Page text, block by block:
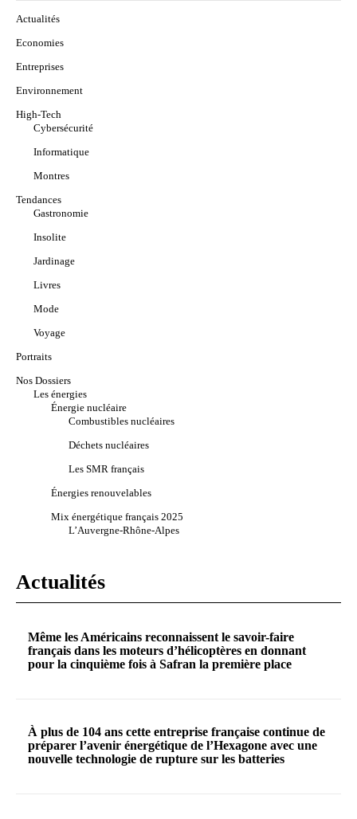
Actualités
Economies
Entreprises
Environnement
High-Tech
Cybersécurité
Informatique
Montres
Tendances
Gastronomie
Insolite
Jardinage
Livres
Mode
Voyage
Portraits
Nos Dossiers
Les énergies
Énergie nucléaire
Combustibles nucléaires
Déchets nucléaires
Les SMR français
Énergies renouvelables
Mix énergétique français 2025
L’Auvergne-Rhône-Alpes
Actualités
Même les Américains reconnaissent le savoir-faire
français dans les moteurs d’hélicoptères en donnant
pour la cinquième fois à Safran la première place
À plus de 104 ans cette entreprise française continue de
préparer l’avenir énergétique de l’Hexagone avec une
nouvelle technologie de rupture sur les batteries